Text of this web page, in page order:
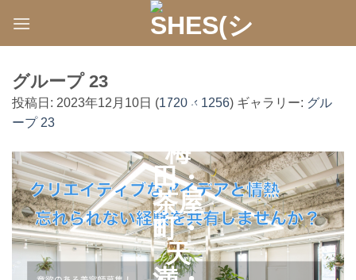
content
グループ 23
投稿日: 2023年12月10日 (1720 × 1256) ギャラリー: グル
ープ 23